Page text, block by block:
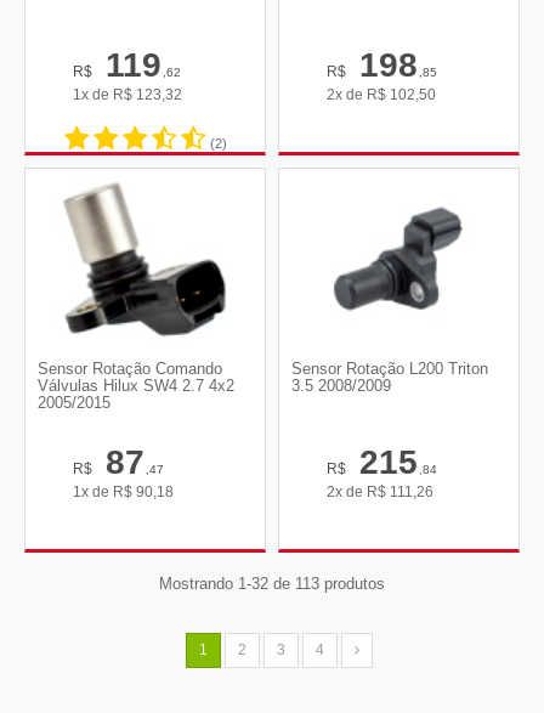
R$ 119,62
1x de R$ 123,32
(2)
R$ 198,85
2x de R$ 102,50
Sensor Rotação Comando
Válvulas Hilux SW4 2.7 4x2
2005/2015
R$ 87,47
1x de R$ 90,18
Sensor Rotação L200 Triton
3.5 2008/2009
R$ 215,84
2x de R$ 111,26
Mostrando 1-32 de 113 produtos
1 2 3 4